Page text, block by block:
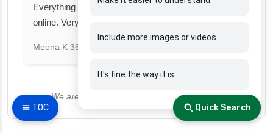
☰ TOC
Everything was smooth and fully
online. Very impressed!
Meena K 366 days ago
We are currently not accepting new reviews.
Include more images or videos
It's fine the way it is
Quick Search